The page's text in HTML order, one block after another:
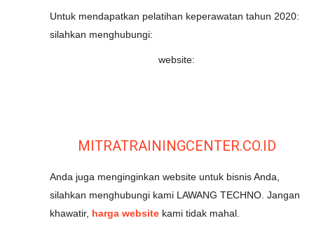
Untuk mendapatkan pelatihan keperawatan tahun 2020:
silahkan menghubungi:
website:
MITRATRAININGCENTER.CO.ID
Anda juga menginginkan website untuk bisnis Anda,
silahkan menghubungi kami LAWANG TECHNO. Jangan
khawatir, harga website kami tidak mahal.